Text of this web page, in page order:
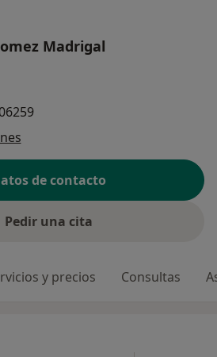
Madrigal
de contacto
Pedir una cita
y precios Consultas